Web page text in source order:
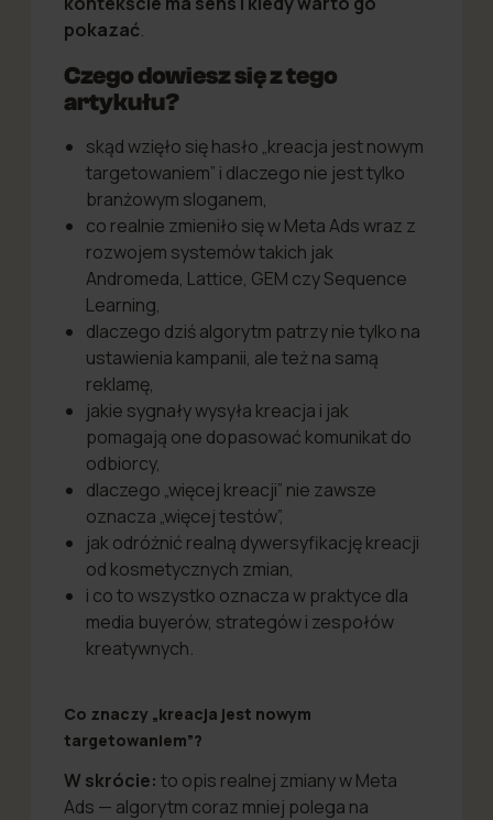
pokazać.
Czego dowiesz się z tego
artykułu?
skąd wzięło się hasło „kreacja jest nowym
targetowaniem” i dlaczego nie jest tylko
branżowym sloganem,
co realnie zmieniło się w Meta Ads wraz z
rozwojem systemów takich jak
Andromeda, Lattice, GEM czy Sequence
Learning,
dlaczego dziś algorytm patrzy nie tylko na
ustawienia kampanii, ale też na samą
reklamę,
jakie sygnały wysyła kreacja i jak
pomagają one dopasować komunikat do
odbiorcy,
dlaczego „więcej kreacji” nie zawsze
oznacza „więcej testów”,
jak odróżnić realną dywersyfikację kreacji
od kosmetycznych zmian,
i co to wszystko oznacza w praktyce dla
media buyerów, strategów i zespołów
kreatywnych.
Co znaczy „kreacja jest nowym
targetowaniem”?
W skrócie: to opis realnej zmiany w Meta
Ads — algorytm coraz mniej polega na